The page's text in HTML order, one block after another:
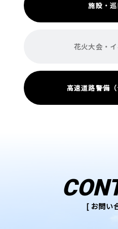
施設・
花火大会・
高速道路警備（
[ お問い